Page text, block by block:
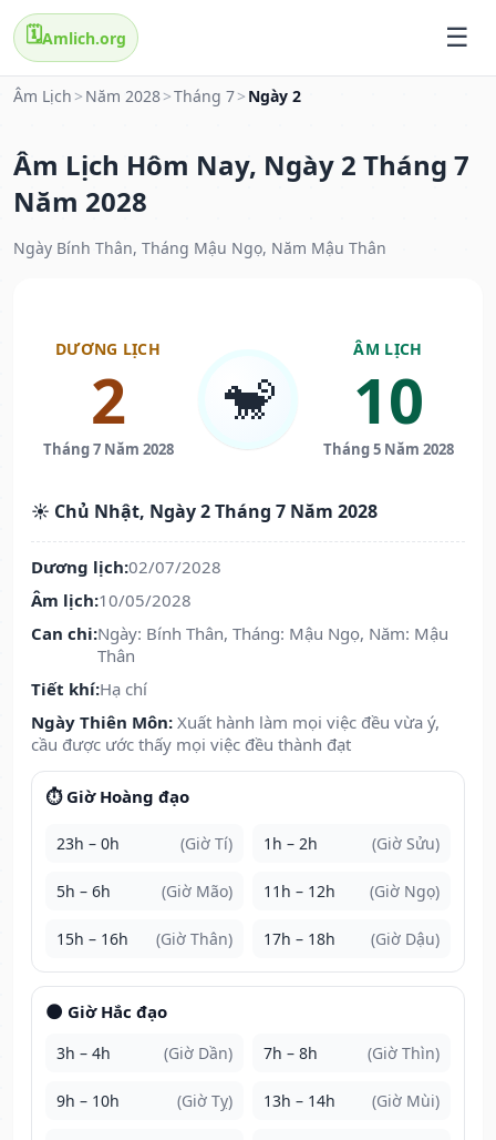
🗓️Amlich.org
Âm Lịch > Năm 2028>Tháng 7> Ngày 2
Âm Lịch Hôm Nay, Ngày 2 Tháng 7
Năm 2028
Ngày Bính Thân, Tháng Mậu Ngọ, Năm Mậu Thân
DƯƠNG LỊCH
2
Tháng 7 Năm 2028
🐒
ÂM LỊCH
10
Tháng 5 Năm 2028
☀️ Chủ Nhật, Ngày 2 Tháng 7 Năm 2028
Dương lịch:02/07/2028
Âm lịch:10/05/2028
Can chi:Ngày: Bính Thân, Tháng: Mậu Ngọ, Năm: Mậu
Thân
Tiết khí:Hạ chí
Ngày Thiên Môn: Xuất hành làm mọi việc đều vừa ý,
cầu được ước thấy mọi việc đều thành đạt
⏱️ Giờ Hoàng đạo
23h – 0h (Giờ Tí) 1h – 2h (Giờ Sửu)
5h – 6h (Giờ Mão) 11h – 12h (Giờ Ngọ)
15h – 16h (Giờ Thân) 17h – 18h (Giờ Dậu)
🌑 Giờ Hắc đạo
3h – 4h (Giờ Dần) 7h – 8h (Giờ Thìn)
9h – 10h (Giờ Tỵ) 13h – 14h (Giờ Mùi)